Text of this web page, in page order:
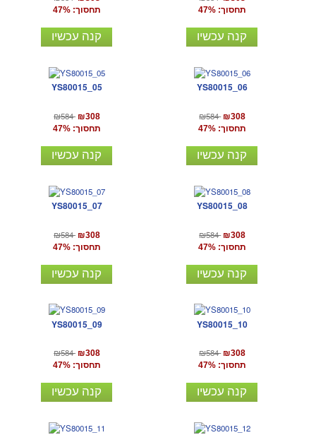
תחסוך: 47%
קנה עכשיו
תחסוך: 47%
קנה עכשיו
YS80015_05
₪584 ₪308
תחסוך: 47%
קנה עכשיו
YS80015_06
₪584 ₪308
תחסוך: 47%
קנה עכשיו
YS80015_07
₪584 ₪308
תחסוך: 47%
קנה עכשיו
YS80015_08
₪584 ₪308
תחסוך: 47%
קנה עכשיו
YS80015_09
₪584 ₪308
תחסוך: 47%
קנה עכשיו
YS80015_10
₪584 ₪308
תחסוך: 47%
קנה עכשיו